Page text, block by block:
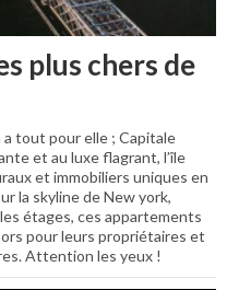
plus chers de
tout pour elle ; Capitale
et au luxe flagrant, l’île
et immobiliers uniques en
la skyline de New york,
étages, ces appartements
pour leurs propriétaires et
Attention les yeux !